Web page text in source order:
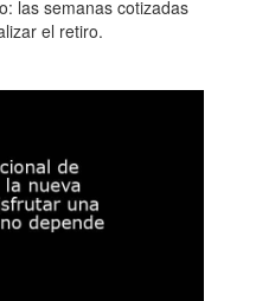
las semanas cotizadas
el retiro.